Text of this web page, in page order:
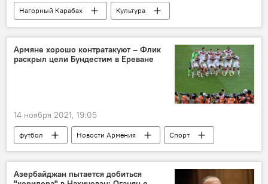
Нагорный Карабах
Культура
Новости Армения
монастырь Амарас
война
Армяне хорошо контратакуют – Флик
раскрыл цели Бундестим в Ереване
14 ноября 2021, 19:05
футбол Новости Армения Спорт
Азербайджан пытается добиться